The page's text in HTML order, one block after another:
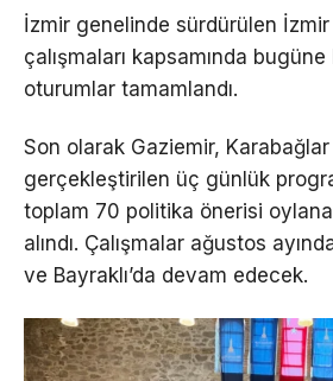
İzmir genelinde sürdürülen
çalışmaları kapsamında
oturumlar tamamlandı.
Son olarak Gaziemir, Karabağlar
gerçekleştirilen üç günlük
toplam 70 politika önerisi
alındı. Çalışmalar ağustos
ve Bayraklı’da devam edecek.